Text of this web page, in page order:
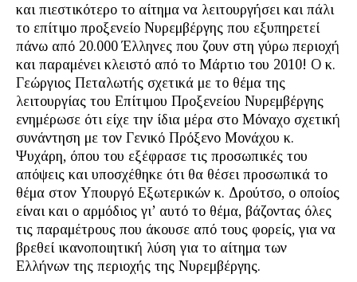
και πιεστικότερο το αίτημα να λειτουργήσει και πάλι
το επίτιμο προξενείο Νυρεμβέργης που εξυπηρετεί
πάνω από 20.000 Έλληνες που ζουν στη γύρω περιοχή
και παραμένει κλειστό από το Μάρτιο του 2010! Ο κ.
Γεώργιος Πεταλωτής σχετικά με το θέμα της
λειτουργίας του Επίτιμου Προξενείου Νυρεμβέργης
ενημέρωσε ότι είχε την ίδια μέρα στο Μόναχο σχετική
συνάντηση με τον Γενικό Πρόξενο Μονάχου κ.
Ψυχάρη, όπου του εξέφρασε τις προσωπικές του
απόψεις και υποσχέθηκε ότι θα θέσει προσωπικά το
θέμα στον Υπουργό Εξωτερικών κ. Δρούτσο, ο οποίος
είναι και ο αρμόδιος γι’ αυτό το θέμα, βάζοντας όλες
τις παραμέτρους που άκουσε από τους φορείς, για να
βρεθεί ικανοποιητική λύση για το αίτημα των
Ελλήνων της περιοχής της Νυρεμβέργης.